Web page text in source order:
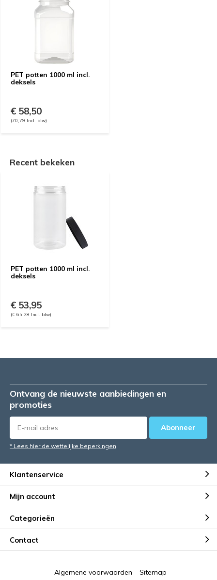
PET potten 1000 ml incl.
deksels
€ 58,50
(70,79 Incl. btw)
Recent bekeken
PET potten 1000 ml incl.
deksels
€ 53,95
(€ 65,28 Incl. btw)
Ontvang de nieuwste aanbiedingen en
promoties
Abonneer
* Lees hier de wettelijke beperkingen
Klantenservice
Mijn account
Categorieën
Contact
Algemene voorwaarden Sitemap